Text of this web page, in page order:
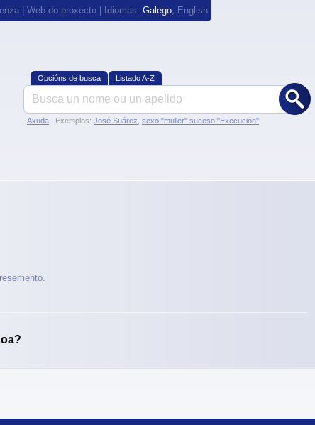
Web do proxecto | Idiomas: Galego, English
Opcións de busca Listado A-Z
Axuda | Exemplos: José Suárez sexo:"muller" suceso:"Execución"